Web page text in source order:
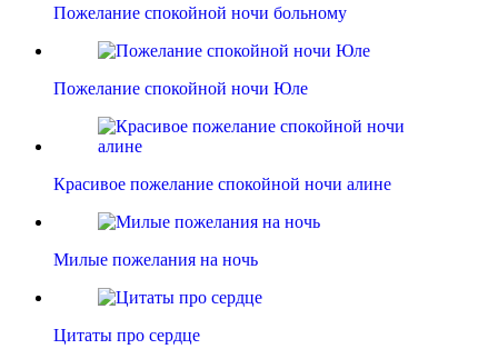
Пожелание спокойной ночи больному
Пожелание спокойной ночи Юле
Красивое пожелание спокойной ночи алине
Милые пожелания на ночь
Цитаты про сердце